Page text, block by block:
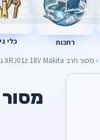
רתכות כלי
› מסור חרב XRJ01z 18V Makita גוף בלבד